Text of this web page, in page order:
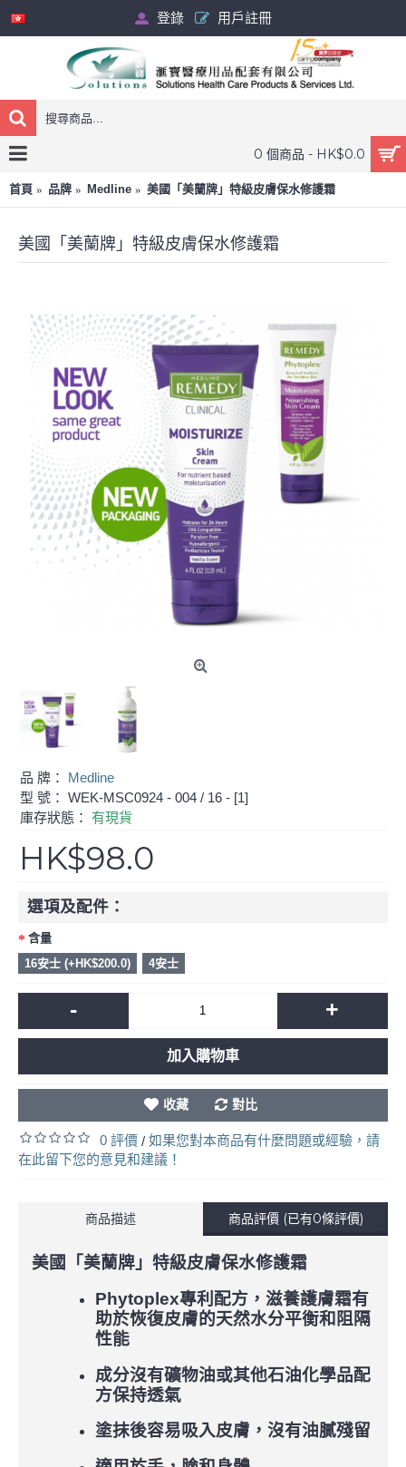
登錄 用戶註冊
0 個商品 - HK$0.0
首頁 品牌 Medline 美國「美蘭牌」特級皮膚保水修護霜
美國「美蘭牌」特級皮膚保水修護霜
品 牌： Medline
型 號： WEK-MSC0924 - 004 / 16 - [1]
庫存狀態： 有現貨
HK$98.0
選項及配件：
含量
16安士 (+HK$200.0)
4安士
- +
加入購物車
收藏 對比
0 評價 / 如果您對本商品有什麼問題或經驗，請
在此留下您的意見和建議！
商品描述 商品評價 (已有0條評價)
美國「美蘭牌」特級皮膚保水修護霜
Phytoplex專利配方 ，滋養護膚霜有
助於恢復皮膚的天然水分平衡和阻隔
性能
成分沒有礦物油或其他石油化學品配
方保持透氣
塗抹後容易吸入皮膚，沒有油膩殘留